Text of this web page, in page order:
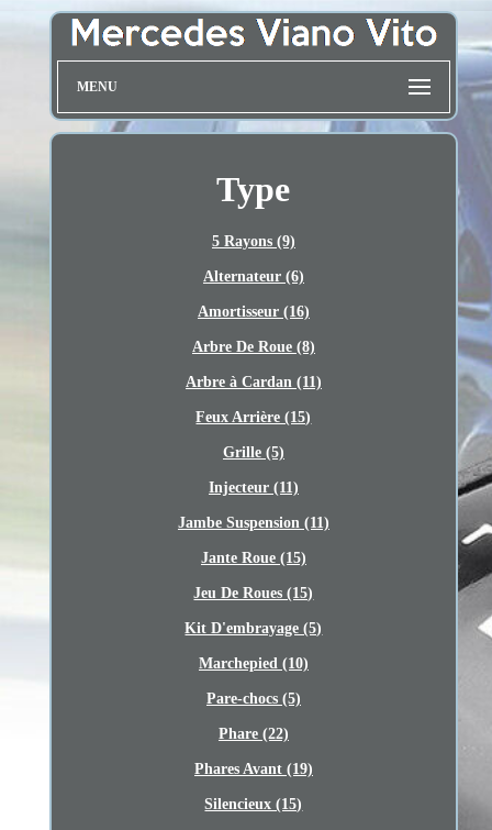
MENU
Type
5 Rayons (9)
Alternateur (6)
Amortisseur (16)
Arbre De Roue (8)
Arbre à Cardan (11)
Feux Arrière (15)
Grille (5)
Injecteur (11)
Jambe Suspension (11)
Jante Roue (15)
Jeu De Roues (15)
Kit D'embrayage (5)
Marchepied (10)
Pare-chocs (5)
Phare (22)
Phares Avant (19)
Silencieux (15)